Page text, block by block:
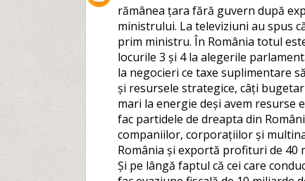
rămânea țara fără guvern după
ministrului. La televiziuni au spus
prim ministru. În România totul
locurile 3 și 4 la alegerile
la negocieri ce taxe suplimentare
și resursele strategice, câți
mari la energie deși avem resurse
fac partidele de dreapta din
companiilor, corporațiilor și
România și exportă profituri de 40
Și pe lângă faptul că cei care